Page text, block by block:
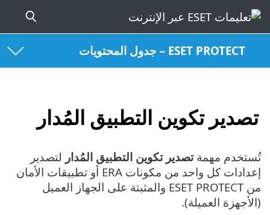
ESET PROTECT – جدول المحتويات
تصدير تكوين التطبيق المُدار
تُستخدم مهمةتصدير تكوين التطبيق المُدار لتصدير
إعدادات كل واحد من مكونات ERA أو تطبيقات الأمان
من ESET PROTECT والمثبتة على الجهاز العميل
(الأجهزة العميلة).